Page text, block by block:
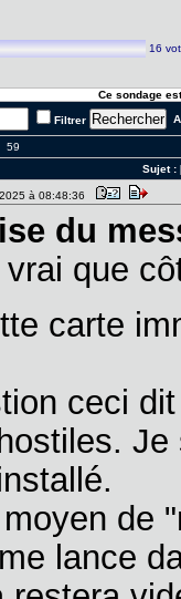
16
Ce sondage
Filtrer
59
Sujet :
à 08:48:36
du
vrai que
carte
ceci
de
lance